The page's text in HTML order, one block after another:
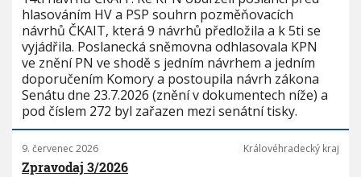
hlasováním HV a PSP souhrn pozměňovacích
návrhů ČKAIT, která 9 návrhů předložila a k 5ti se
vyjádřila. Poslanecká sněmovna odhlasovala KPN
ve znění PN ve shodě s jedním návrhem a jedním
doporučením Komory a postoupila návrh zákona
Senátu dne 23.7.2026 (znění v dokumentech níže) a
pod číslem 272 byl zařazen mezi senátní tisky.
9. červenec 2026 Královéhradecký kraj
Zpravodaj 3/2026